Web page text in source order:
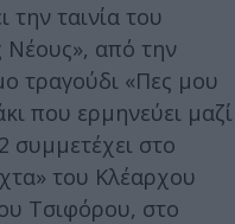
την ταινία του
Νέους», από την
τραγούδι «Πες μου
που ερμηνεύει μαζί
στο
του Κλέαρχου
Τσιφόρου, στο